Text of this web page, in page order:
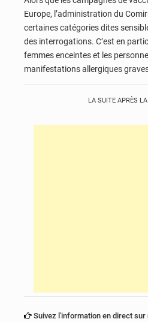
Europe, l’administration du
certaines catégories dites
des interrogations. C’est en
femmes enceintes et les
manifestations allergiques
LA SUITE APRÈS
Suivez l'information en direct sur